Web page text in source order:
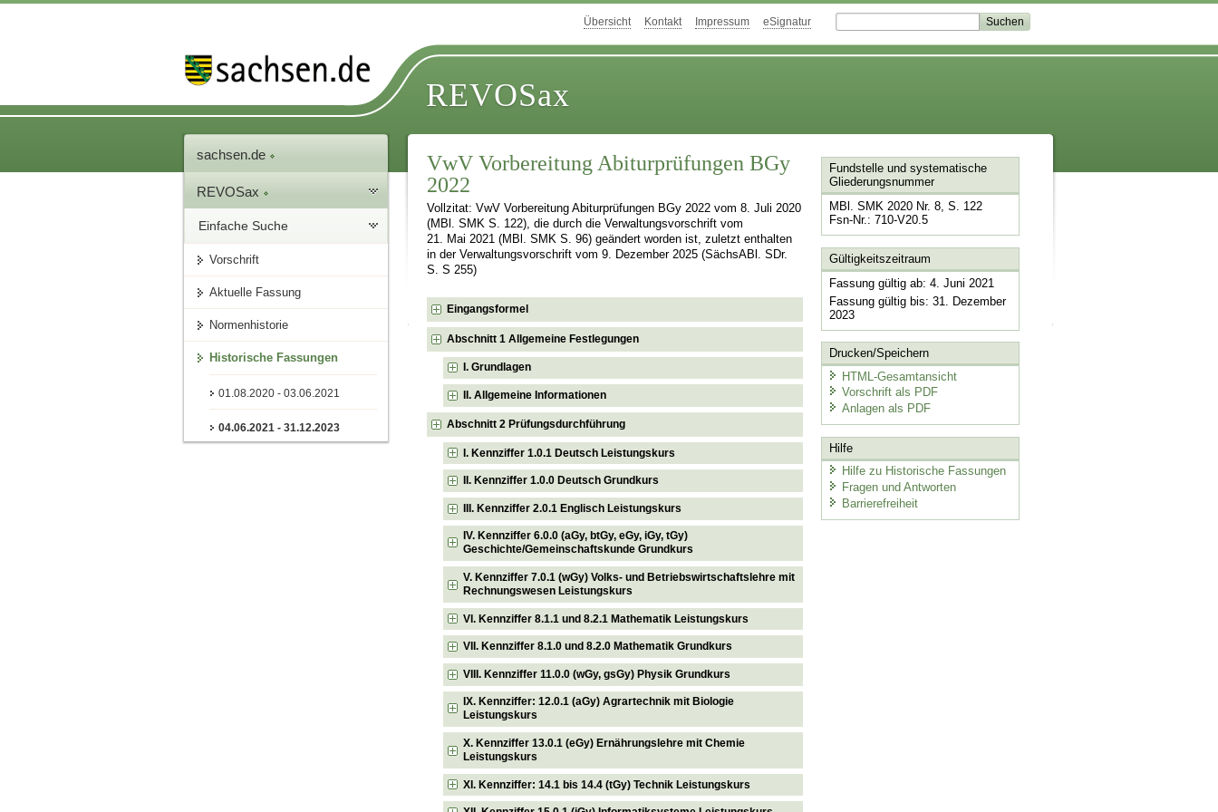
Übersicht Kontakt Impressum eSignatur
REVOSax
sachsen.de
REVOSax
Einfache Suche
Vorschrift
Aktuelle Fassung
Normenhistorie
Historische Fassungen
01.08.2020 - 03.06.2021
04.06.2021 - 31.12.2023
VwV Vorbereitung Abiturprüfungen BGy
2022
Vollzitat: VwV Vorbereitung Abiturprüfungen BGy 2022 vom 8. Juli 2020
(MBl. SMK S. 122), die durch die Verwaltungsvorschrift vom
21. Mai 2021 (MBl. SMK S. 96) geändert worden ist, zuletzt enthalten
in der Verwaltungsvorschrift vom 9. Dezember 2025 (SächsABl. SDr.
S. S 255)
Eingangsformel
Abschnitt 1 Allgemeine Festlegungen
I. Grundlagen
II. Allgemeine Informationen
Abschnitt 2 Prüfungsdurchführung
I. Kennziffer 1.0.1 Deutsch Leistungskurs
II. Kennziffer 1.0.0 Deutsch Grundkurs
III. Kennziffer 2.0.1 Englisch Leistungskurs
IV. Kennziffer 6.0.0 (aGy, btGy, eGy, iGy, tGy)
Geschichte/Gemeinschaftskunde Grundkurs
V. Kennziffer 7.0.1 (wGy) Volks- und Betriebswirtschaftslehre mit
Rechnungswesen Leistungskurs
VI. Kennziffer 8.1.1 und 8.2.1 Mathematik Leistungskurs
VII. Kennziffer 8.1.0 und 8.2.0 Mathematik Grundkurs
VIII. Kennziffer 11.0.0 (wGy, gsGy) Physik Grundkurs
IX. Kennziffer: 12.0.1 (aGy) Agrartechnik mit Biologie
Leistungskurs
X. Kennziffer 13.0.1 (eGy) Ernährungslehre mit Chemie
Leistungskurs
XI. Kennziffer: 14.1 bis 14.4 (tGy) Technik Leistungskurs
Fundstelle und systematische
Gliederungsnummer
MBl. SMK 2020 Nr. 8, S. 122
Fsn-Nr.: 710-V20.5
Gültigkeitszeitraum
Fassung gültig ab: 4. Juni 2021
Fassung gültig bis: 31. Dezember
2023
Drucken/Speichern
HTML-Gesamtansicht
Vorschrift als PDF
Anlagen als PDF
Hilfe
Hilfe zu Historische Fassungen
Fragen und Antworten
Barrierefreiheit